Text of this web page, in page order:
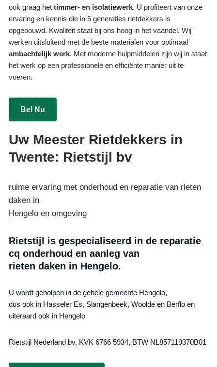
ook graag hettimmer- en isolatiewerk. U profiteert van onze
ervaring en kennis die in 5 generaties rietdekkers is
opgebouwd. Kwaliteit staat bij ons hoog in het vaandel. Wij
werken uitsluitend met de beste materialen voor optimaal
ambachtelijk werk. Met moderne hulpmiddelen zijn wij in staat
het werk op een professionele en efficiënte manier uit te
voeren.
Bel Nu
Uw Meester Rietdekkers in
Twente: Rietstijl bv
ruime ervaring met onderhoud en reparatie van rieten
daken in
Hengelo en omgeving
Rietstijl is gespecialiseerd in de reparatie
cq onderhoud en aanleg van
rieten daken in Hengelo.
U wordt geholpen in de gehele gemeente Hengelo,
dus ook in Hasseler Es, Slangenbeek, Woolde en Berflo en
uiteraard ook in Hengelo
Rietstijl Nederland bv, KVK 6766 5934, BTW NL857119370B01